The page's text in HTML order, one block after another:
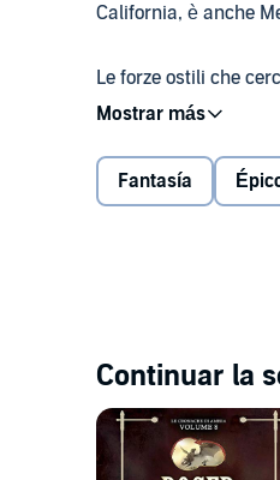
California, è anche
Le forze ostili che
possono colpire
al suo mondo e
Fantasía
Continuar la